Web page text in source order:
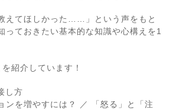
えてほしかった……」という声をもと
っておきたい基本的な知識や心構えを1
紹介しています！
し方
ンを増やすには？ ／ 「怒る」と「注